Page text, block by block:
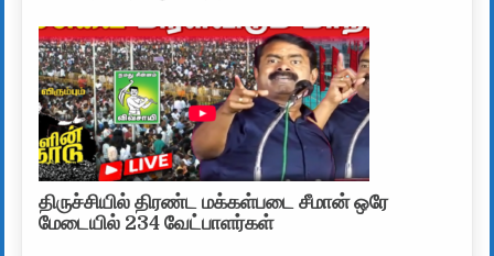
திருச்சியில் திரண்ட மக்கள்படை சீமான் ஒரே
மேடையில் 234 வேட்பாளர்கள்